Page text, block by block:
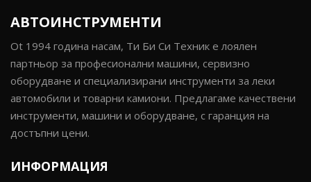
АВТОИНСТРУМЕНТИ
Ot 1994 година насам, Ти Би Си Техник е лоялен
партньор за професионални машини, сервизно
оборудване и специализирани инструменти за леки
автомобили и товарни камиони. Предлагаме качествени
инструменти, машини и оборудване, с гаранция на
достъпни цени.
ИНФОРМАЦИЯ